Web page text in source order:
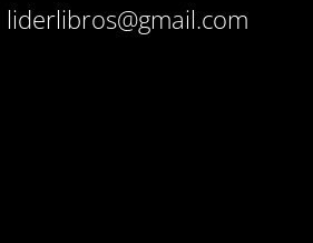
liderlibros@gmail.com